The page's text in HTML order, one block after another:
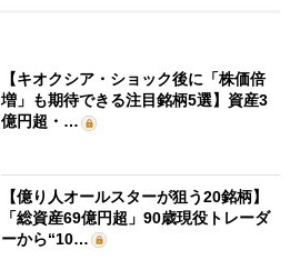
【キオクシア・ショック後に「株価倍
増」も期待できる注目銘柄5選】資産3
億円超・…
【億り人オールスターが狙う20銘柄】
「総資産69億円超」90歳現役トレーダ
ーから“10…